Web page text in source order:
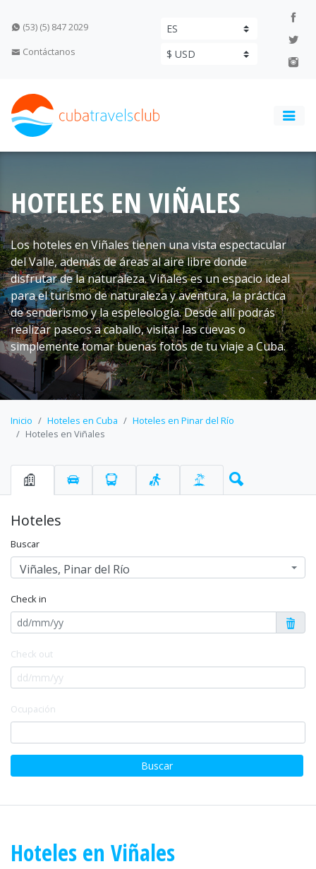
(53) (5) 847 2029
Contáctanos
HOTELES EN VIÑALES
Los hoteles en Viñales tienen una vista espectacular
del Valle, además de áreas al aire libre donde
disfrutar de la naturaleza. Viñales es un espacio ideal
para el turismo de naturaleza y aventura, la práctica
de senderismo y la espeleología. Desde allí podrás
realizar paseos a caballo, visitar las cuevas o
simplemente tomar buenas fotos de tu viaje a Cuba.
Inicio Hoteles en Cuba
Hoteles en Pinar del Río
Hoteles en Viñales
Hoteles
Buscar
Viñales, Pinar del Río
Check in
Check out
Ocupación
Buscar
Hoteles en Viñales